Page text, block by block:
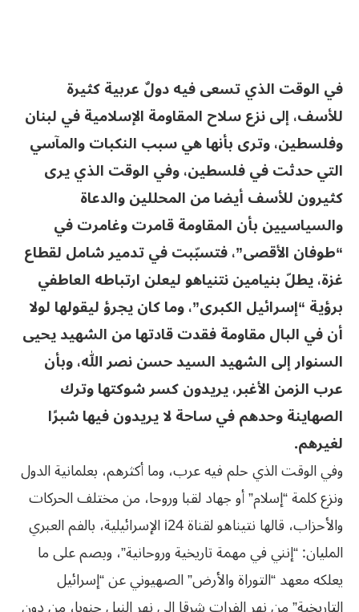
في الوقت الذي تسعى فيه دولٌ عربية كثيرة
للأسف، إلى نزع سلاح المقاومة الإسلامية في لبنان
وفلسطين، وترى بأنها هي سبب النكبات والمآسي
التي حدثت في فلسطين، وفي الوقت الذي يرى
كثيرون للأسف أيضا من المحللين والدعاة
والسياسيين بأن المقاومة قامرت وغامرت في
“طوفان الأقصى”، فتسبّبت في تدمير شامل لقطاع
غزة، يطلّ بنيامين نتنياهو ليعلن ارتباطه العاطفي
برؤية “إسرائيل الكبرى”، وما كان يجرؤ ليقولها لولا
أن في البال مقاومة فقدت قادتها من الشهيد يحيى
السنوار إلى الشهيد السيد حسن نصر الله، وبأن
عرب الزمن الأغبر، يريدون كسر شوكتها وترك
الصهاينة وحدهم في ساحة لا يريدون فيها شبرًا
لغيرهم.
وفي الوقت الذي حلم فيه عرب، وما أكثرهم، بعلمانية الدول
ونزع كلمة “إسلام” أو جهاد لقبا وروحا، من مختلف الحركات
والأحزاب، قالها نتيناهو لقناة i24 الإسرائيلية، بالفم العبري
المليان: “إنني في مهمة تاريخية وروحانية”، وبصم على ما
يعلكه معهد “التوراة والأرض” الصهيوني عن “إسرائيل